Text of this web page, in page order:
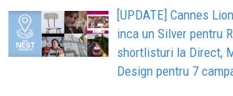
[UPDATE] Cannes
inca un Silver pentru
shortlisturi la Direct,
Design pentru 7